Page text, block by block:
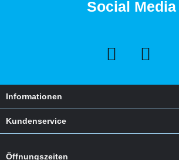
Social Media
Informationen
Kundenservice
Öffnungszeiten